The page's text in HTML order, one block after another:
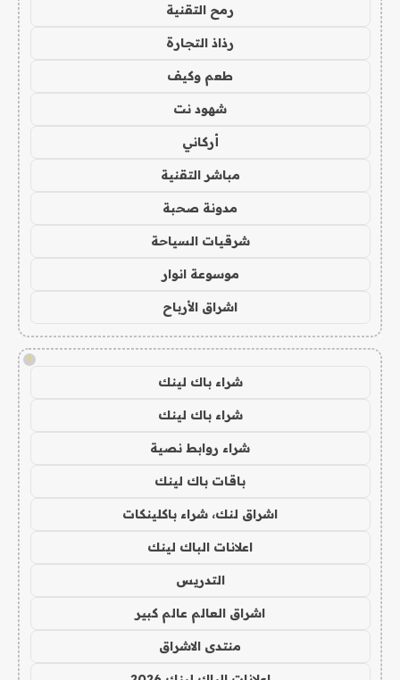
رمح التقنية
رذاذ التجارة
طعم وكيف
شهود نت
أركاني
مباشر التقنية
مدونة صحبة
شرقيات السياحة
موسوعة انوار
اشراق الأرباح
!
شراء باك لينك
شراء باك لينك
شراء روابط نصية
باقات باك لينك
اشراق لنك، شراء باكلينكات
اعلانات الباك لينك
التدريس
اشراق العالم عالم كبير
منتدى الاشراق